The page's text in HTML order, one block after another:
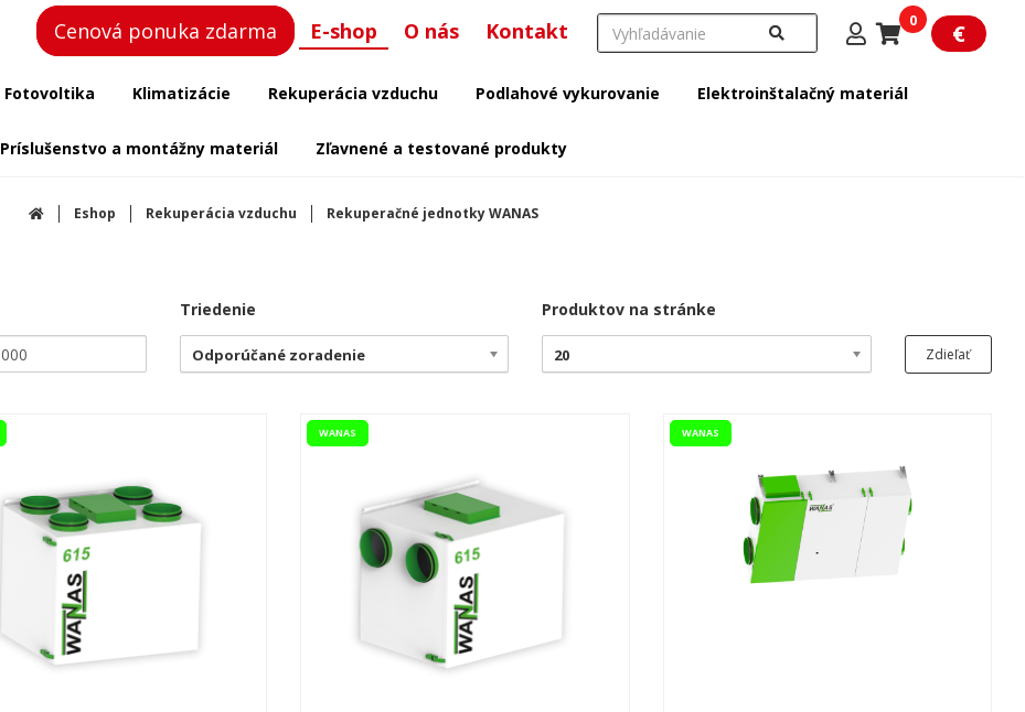
Cenová ponuka zdarma E-shop O nás Kontakt 0 €
Fotovoltika Klimatizácie Rekuperácia vzduchu Podlahové vykurovanie Elektroinštalačný materiál
Príslušenstvo a montážny materiál Zľavnené a testované produkty
Eshop Rekuperácia vzduchu Rekuperačné jednotky WANAS
Triedenie
Odporúčané zoradenie
Produktov na stránke
20 Zdieľať
WANAS WANAS